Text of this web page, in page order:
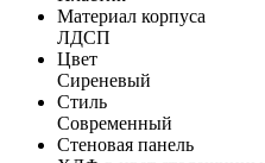
Материал корпуса
ЛДСП
Цвет
Сиреневый
Стиль
Современный
Стеновая панель